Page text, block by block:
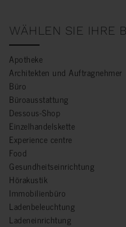
WÄHLEN SIE IHRE
Apotheke
Architekten und Auftragnehmer
Büro
Büroausstattung
Dessous-Shop
Einzelhandelskette
Experience centre
Food
Gesundheitseinrichtung
Hörakustik
Immobilienbüro
Ladenbeleuchtung
Ladeneinrichtung